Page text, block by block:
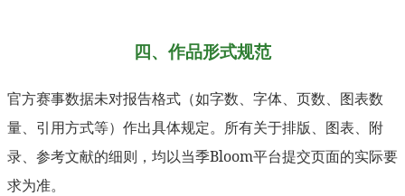
四、作品形式规范
官方赛事数据未对报告格式（如字数、字体、页数、图表数
量、引用方式等）作出具体规定。所有关于排版、图表、附
录、参考文献的细则，均以当季Bloom平台提交页面的实际要
求为准。